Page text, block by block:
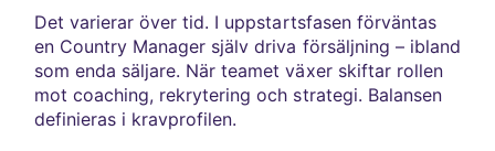
Det varierar över tid. I uppstartsfasen förväntas
en Country Manager själv driva försäljning – ibland
som enda säljare. När teamet växer skiftar rollen
mot coaching, rekrytering och strategi. Balansen
definieras i kravprofilen.